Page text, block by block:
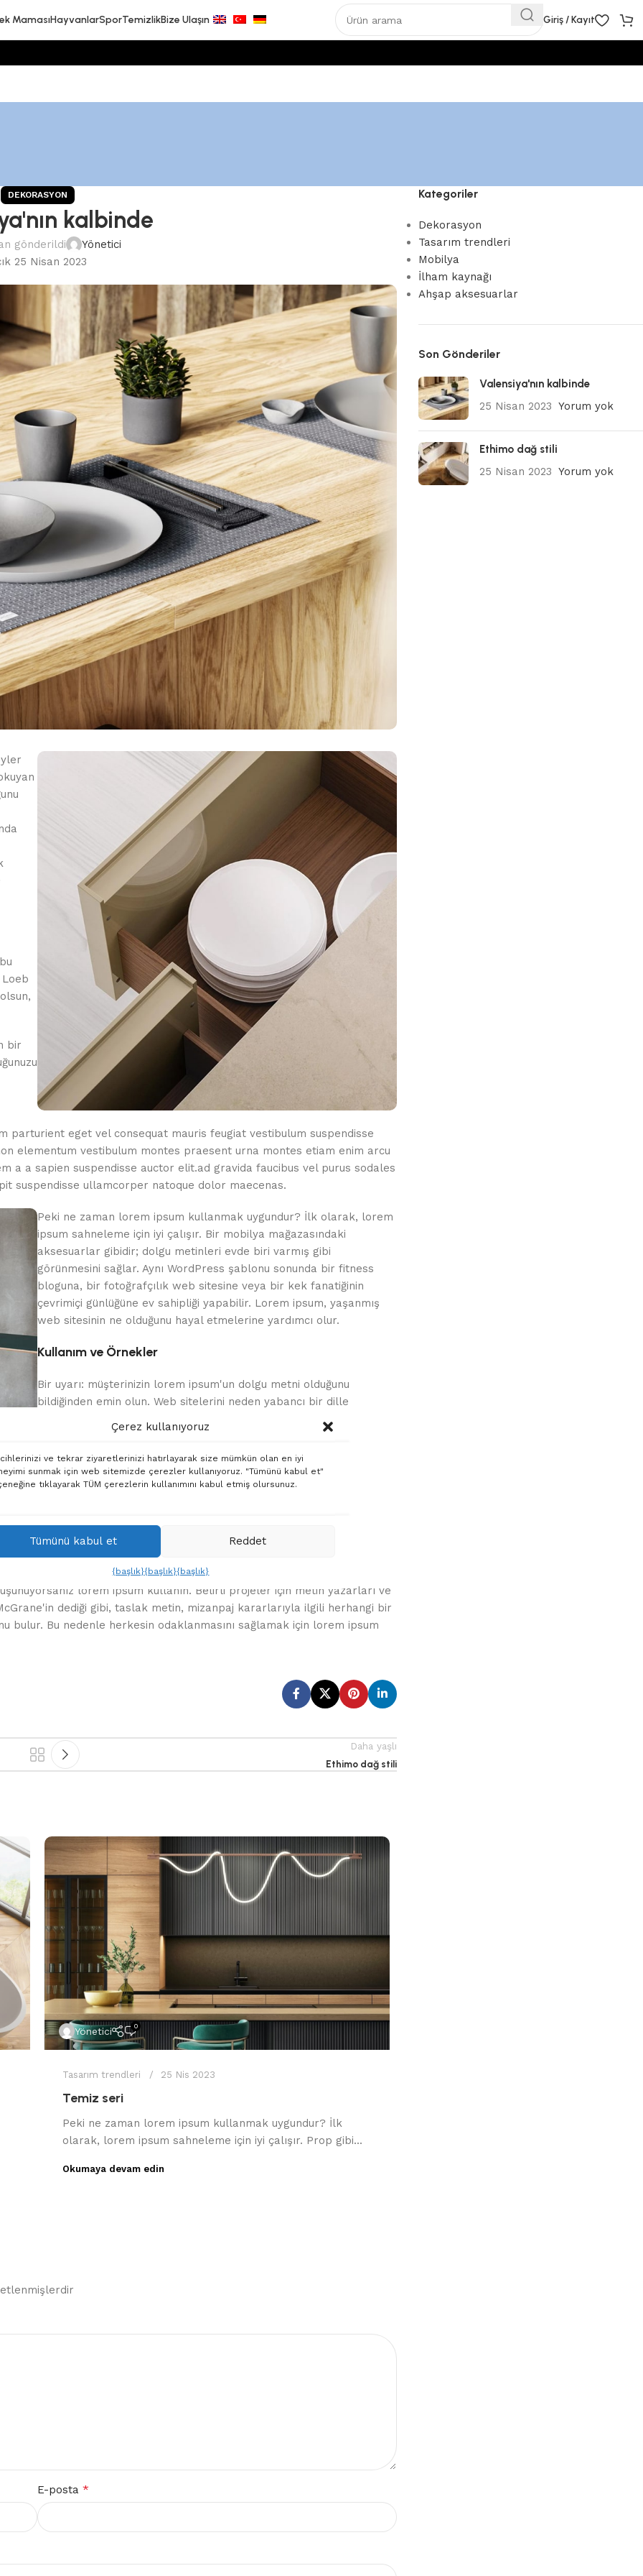
Çerez kullanıyoruz
ve tekrar ziyaretlerinizi hatırlayarak size mümkün olan en iyi
sunmak için web sitemizde çerezler kullanıyoruz. "Tümünü kabul et"
tıklayarak TÜM çerezlerin kullanımını kabul etmiş olursunuz.
Tümünü kabul et Reddet
{başlık}{başlık}{başlık}
MamasıHayvanlarSporTemizlikBize Ulaşın Giriş / Kayıt
DEKORASYON
kalbinde
gönderildi
Yönetici
25 Nisan 2023
Loeb
bir
eget vel consequat mauris feugiat vestibulum suspendisse
elementum vestibulum montes praesent urna montes etiam enim arcu
a a sapien suspendisse auctor elit.ad gravida faucibus vel purus sodales
suspendisse ullamcorper natoque dolor maecenas.
Peki ne zaman lorem ipsum kullanmak uygundur? İlk olarak, lorem
ipsum sahneleme için iyi çalışır. Bir mobilya mağazasındaki
aksesuarlar gibidir; dolgu metinleri evde biri varmış gibi
görünmesini sağlar. Aynı WordPress şablonu sonunda bir fitness
bloguna, bir fotoğrafçılık web sitesine veya bir kek fanatiğinin
çevrimiçi günlüğüne ev sahipliği yapabilir. Lorem ipsum, yaşanmış
web sitesinin ne olduğunu hayal etmelerine yardımcı olur.
Kullanım ve Örnekler
Bir uyarı: müşterinizin lorem ipsum'un dolgu metni olduğunu
bildiğinden emin olun. Web sitelerini neden yabancı bir dille
doldurduğunuzu merak etmelerini istemezsiniz ve kesinlikle
kimsenin bunu vaktinden önce yayınlamasını istemezsiniz.
Bir uyarı: müşterinizin bildiğinden emin olun.
Neden doldurduğunuzu merak etmelerini istemezsiniz.
Bu, gerekçesinden - bir nesneden - mahrum bırakılmıştır.
Böylece, kesilmiş ifade ayrılır.
lorem ipsum kullanın. Belirli projeler için metin yazarları ve
dediği gibi, taslak metin, mizanpaj kararlarıyla ilgili herhangi bir
bulur. Bu nedenle herkesin odaklanmasını sağlamak için lorem ipsum
Daha yaşlı
Ethimo dağ stili
Yönetici 0
Tasarım trendleri 25 Nis 2023
Temiz seri
Peki ne zaman lorem ipsum kullanmak uygundur? İlk
olarak, lorem ipsum sahneleme için iyi çalışır. Prop gibi...
Okumaya devam edin
E-posta*
Kategoriler
Dekorasyon
Tasarım trendleri
Mobilya
İlham kaynağı
Ahşap aksesuarlar
Son Gönderiler
Valensiya'nın kalbinde
25 Nisan 2023 Yorum yok
Ethimo dağ stili
25 Nisan 2023 Yorum yok